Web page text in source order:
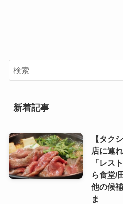
新着記事
【タク
店に連
「レス
ら食堂/
他の候
ま